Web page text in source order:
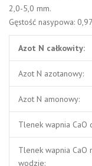
2,0-5,0 mm.
Gęstość nasypowa:
Azot N całkowity:
Azot N azotanowy:
Azot N amonowy:
Tlenek wapnia CaO
Tlenek wapnia CaO
wodzie: